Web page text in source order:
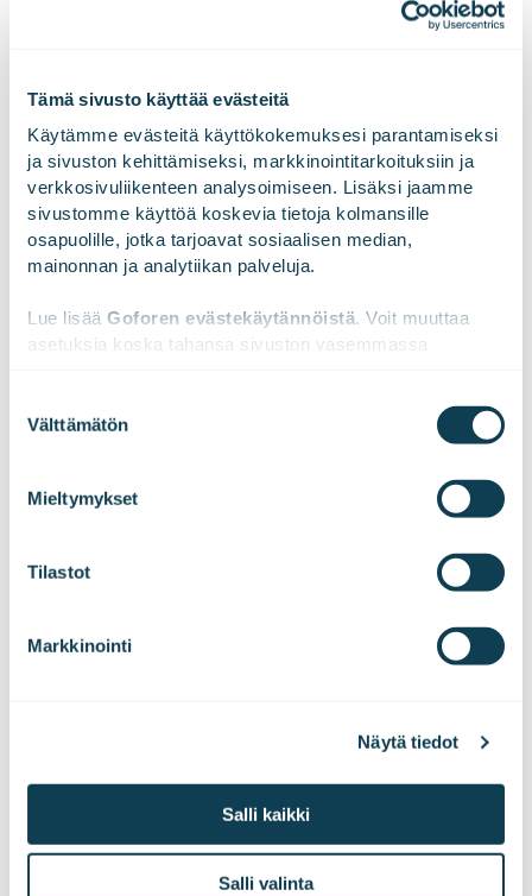
Tämä sivusto käyttää evästeitä
Käytämme evästeitä käyttökokemuksesi parantamiseksi
ja sivuston kehittämiseksi, markkinointitarkoituksiin ja
verkkosivuliikenteen analysoimiseen. Lisäksi jaamme
sivustomme käyttöä koskevia tietoja kolmansille
osapuolille, jotka tarjoavat sosiaalisen median,
mainonnan ja analytiikan palveluja.
Lue lisää Goforen evästekäytännöistä. Voit muuttaa
asetuksia koska tahansa sivuston vasemmassa
valinta
Välttämätön
Mieltymykset
Tilastot
Markkinointi
Näytä tiedot
Salli kaikki
Salli valinta
onnistumisista. Liikevaihtomme vuonna 2023 oli 189,2
eurooppalainen digitaalisen muutoksen
asiantuntijayritys. Tutustu meihin paremmin
osoitteessawww.gofore.com.
LinkedInissä
X:ssä Facebookissa
Tilaa pörssitiedotteet ja lehdistötiedotteet
Tilaa tiedotteet